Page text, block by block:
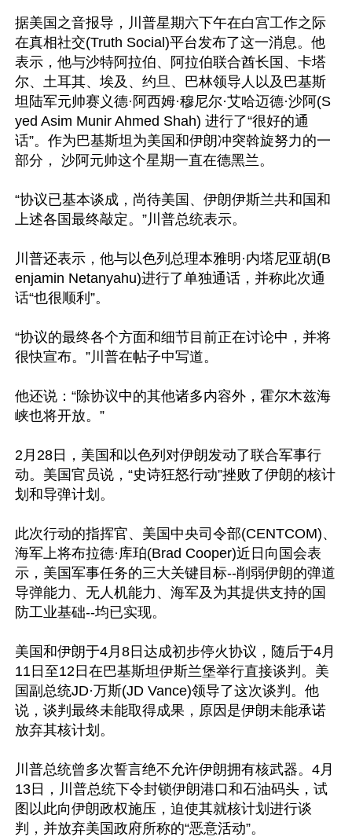
据美国之音报导，川普星期六下午在白宫工作之际
在真相社交(Truth Social)平台发布了这一消息。他
表示，他与沙特阿拉伯、阿拉伯联合酋长国、卡塔
尔、土耳其、埃及、约旦、巴林领导人以及巴基斯
坦陆军元帅赛义德·阿西姆·穆尼尔·艾哈迈德·沙阿(S
yed Asim Munir Ahmed Shah) 进行了“很好的通
话”。作为巴基斯坦为美国和伊朗冲突斡旋努力的一
部分， 沙阿元帅这个星期一直在德黑兰。
“协议已基本谈成，尚待美国、伊朗伊斯兰共和国和
上述各国最终敲定。”川普总统表示。
川普还表示，他与以色列总理本雅明·内塔尼亚胡(B
enjamin Netanyahu)进行了单独通话，并称此次通
话“也很顺利”。
“协议的最终各个方面和细节目前正在讨论中，并将
很快宣布。”川普在帖子中写道。
他还说：“除协议中的其他诸多内容外，霍尔木兹海
峡也将开放。”
2月28日，美国和以色列对伊朗发动了联合军事行
动。美国官员说，“史诗狂怒行动”挫败了伊朗的核计
划和导弹计划。
此次行动的指挥官、美国中央司令部(CENTCOM)、
海军上将布拉德·库珀(Brad Cooper)近日向国会表
示，美国军事任务的三大关键目标--削弱伊朗的弹道
导弹能力、无人机能力、海军及为其提供支持的国
防工业基础--均已实现。
美国和伊朗于4月8日达成初步停火协议，随后于4月
11日至12日在巴基斯坦伊斯兰堡举行直接谈判。美
国副总统JD·万斯(JD Vance)领导了这次谈判。他
说，谈判最终未能取得成果，原因是伊朗未能承诺
放弃其核计划。
川普总统曾多次誓言绝不允许伊朗拥有核武器。4月
13日，川普总统下令封锁伊朗港口和石油码头，试
图以此向伊朗政权施压，迫使其就核计划进行谈
判，并放弃美国政府所称的“恶意活动”。